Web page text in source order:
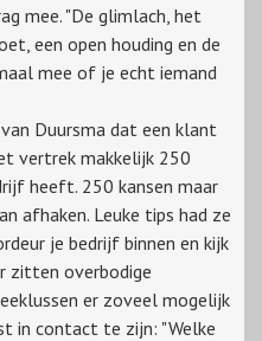
mee. "De glimlach, het
een open houding en de
mee of je echt iemand
Duursma dat een klant
vertrek makkelijk 250
heeft. 250 kansen maar
afhaken. Leuke tips had ze
je bedrijf binnen en kijk
zitten overbodige
er zoveel mogelijk
in contact te zijn: "Welke